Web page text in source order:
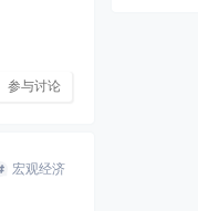
参与讨论
宏观经济